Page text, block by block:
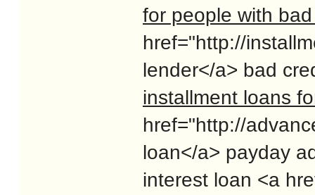
for people with
href="http://
lender</a> bad
installment loans
href="http://
loan</a> payday
interest loan <a